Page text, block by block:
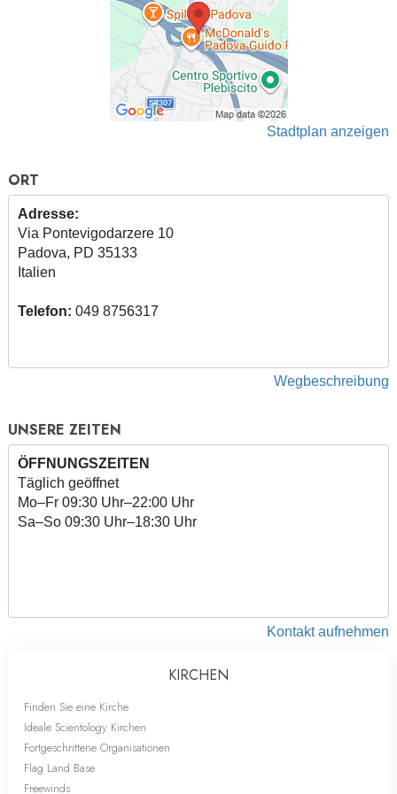
Stadtplan anzeigen
ORT
Adresse:
Via Pontevigodarzere 10
Padova, PD 35133
Italien
Telefon: 049 8756317
Wegbeschreibung
UNSERE ZEITEN
ÖFFNUNGSZEITEN
Täglich geöffnet
Mo–Fr 09:30 Uhr–22:00 Uhr
Sa–So 09:30 Uhr–18:30 Uhr
Kontakt aufnehmen
KIRCHEN
Finden Sie eine Kirche
Ideale Scientology Kirchen
Fortgeschrittene Organisationen
Flag Land Base
Freewinds